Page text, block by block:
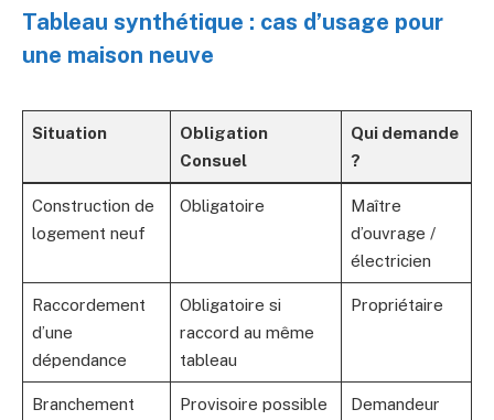
Tableau synthétique : cas d’usage pour
une maison neuve
Situation
Obligation
Consuel
Qui demande
?
Construction de
logement neuf
Obligatoire
Maître
d’ouvrage /
électricien
Raccordement
d’une
dépendance
Obligatoire si
raccord au même
tableau
Propriétaire
Branchement
Provisoire possible
Demandeur